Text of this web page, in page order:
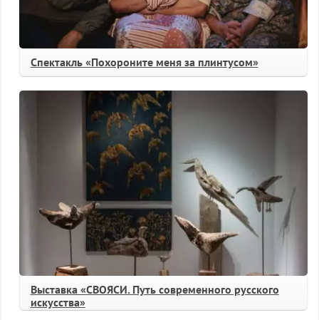
Спектакль «Похороните меня за плинтусом»
Выставка «СВОЯСИ. Путь современного русского
искусства»